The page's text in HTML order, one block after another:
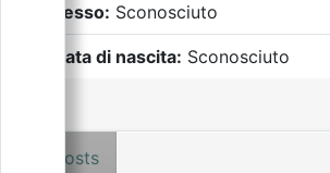
Sesso: Sconosciuto
Data di nascita: Sconosciuto
Posts